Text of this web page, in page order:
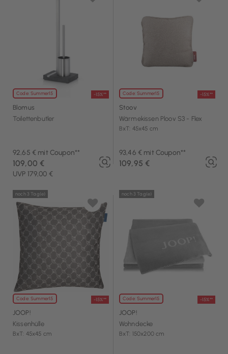
Code: Summer15 -15%**
Blomus
Toilettenbutler
92,65 € mit Coupon**
UVP 179,00 €
109,00 €
Code: Summer15 -15%**
Stoov
Wärmekissen Ploov S3 - Flex
BxT: 45x45 cm
93,46 € mit Coupon**
109,95 €
Code: Summer15 -15%**
noch 3 Tag(e)
JOOP!
Kissenhülle
BxT: 45x45 cm
Code: Summer15 -15%**
noch 3 Tag(e)
JOOP!
Wohndecke
BxT: 150x200 cm